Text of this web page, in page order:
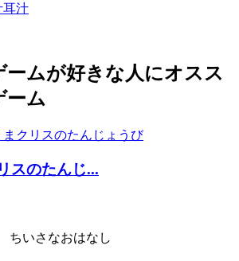
耳汁
ームが好きな人にオスス
ーム
スのたんじ...
ちいさなおはなし